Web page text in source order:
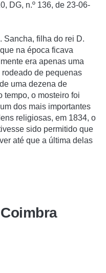
DG, n.º 136, de 23-06-
Sancha, filha do rei D.
na época ficava
era apenas uma
de pequenas
uma dezena de
tempo, o mosteiro foi
dos mais importantes
religiosas, em 1834, o
sido permitido que
até que a última delas